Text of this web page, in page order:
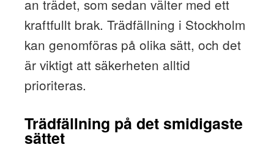
an trädet, som sedan välter med ett
kraftfullt brak. Trädfällning i Stockholm
kan genomföras på olika sätt, och det
är viktigt att säkerheten alltid
prioriteras.
Trädfällning på det smidigaste
sättet